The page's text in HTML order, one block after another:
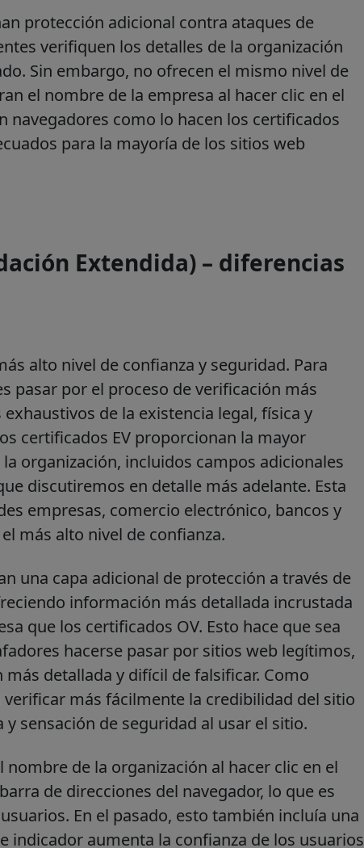
protección adicional contra ataques de
verifiquen los detalles de la organización
Sin embargo, no ofrecen el mismo nivel de
el nombre de la empresa al hacer clic en el
navegadores como lo hacen los certificados
para la mayoría de los sitios web
Extendida) – diferencias
alto nivel de confianza y seguridad. Para
pasar por el proceso de verificación más
de la existencia legal, física y
certificados EV proporcionan la mayor
organización, incluidos campos adicionales
discutiremos en detalle más adelante. Esta
empresas, comercio electrónico, bancos y
más alto nivel de confianza.
una capa adicional de protección a través de
información más detallada incrustada
que los certificados OV. Esto hace que sea
hacerse pasar por sitios web legítimos,
detallada y difícil de falsificar. Como
más fácilmente la credibilidad del sitio
sensación de seguridad al usar el sitio.
nombre de la organización al hacer clic en el
de direcciones del navegador, lo que es
En el pasado, esto también incluía una
indicador aumenta la confianza de los usuarios